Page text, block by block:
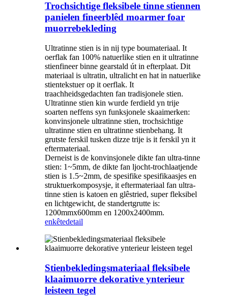
Trochsichtige fleksibele tinne stiennen
panielen fineerblêd moarmer foar
muorrebekleding
Ultratinne stien is in nij type boumateriaal. It
oerflak fan 100% natuerlike stien en it ultratinne
stienfineer binne gearstald út in efterplaat. Dit
materiaal is ultratin, ultralicht en hat in natuerlike
stientekstuer op it oerflak. It
traachheidsgedachten fan tradisjonele stien.
Ultratinne stien kin wurde ferdield yn trije
soarten neffens syn funksjonele skaaimerken:
konvinsjonele ultratinne stien, trochsichtige
ultratinne stien en ultratinne stienbehang. It
grutste ferskil tusken dizze trije is it ferskil yn it
eftermateriaal.
Derneist is de konvinsjonele dikte fan ultra-tinne
stien: 1~5mm, de dikte fan ljocht-trochlaatjende
stien is 1.5~2mm, de spesifike spesifikaasjes en
struktuerkomposysje, it eftermateriaal fan ultra-
tinne stien is katoen en glêstried, super fleksibel
en lichtgewicht, de standertgrutte is:
1200mmx600mm en 1200x2400mm.
enkêtedetail
Stienbekledingsmateriaal fleksibele
klaaimuorre dekorative ynterieur
leisteen tegel